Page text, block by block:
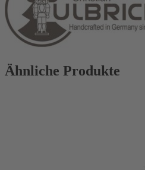
Ähnliche Produkte